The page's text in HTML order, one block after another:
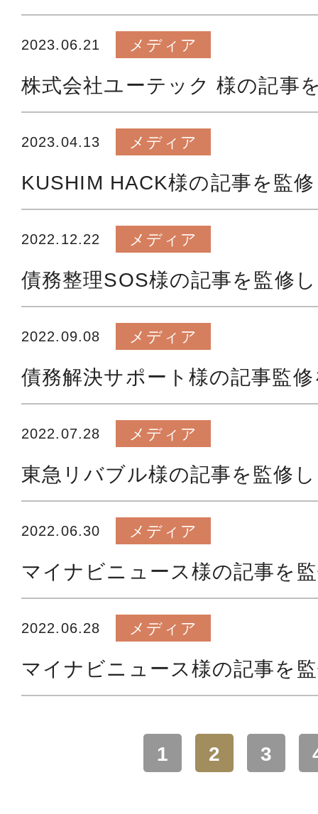
2023.06.21 メディア
株式会社ユーテック 様の記事
2023.04.13 メディア
KUSHIM HACK様の記事を監
2022.12.22 メディア
債務整理SOS様の記事を監修
2022.09.08 メディア
債務解決サポート様の記事監
2022.07.28 メディア
東急リバブル様の記事を監修
2022.06.30 メディア
マイナビニュース様の記事を
2022.06.28 メディア
マイナビニュース様の記事を
1 2 3